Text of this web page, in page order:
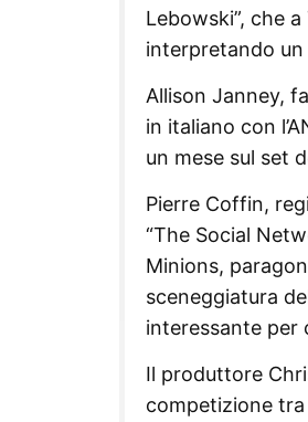
Lebowski”, che
interpretando
Allison Janney,
in italiano con
un mese sul set
Pierre Coffin,
“The Social
Minions,
sceneggiatura
interessante per
Il produttore
competizione tra